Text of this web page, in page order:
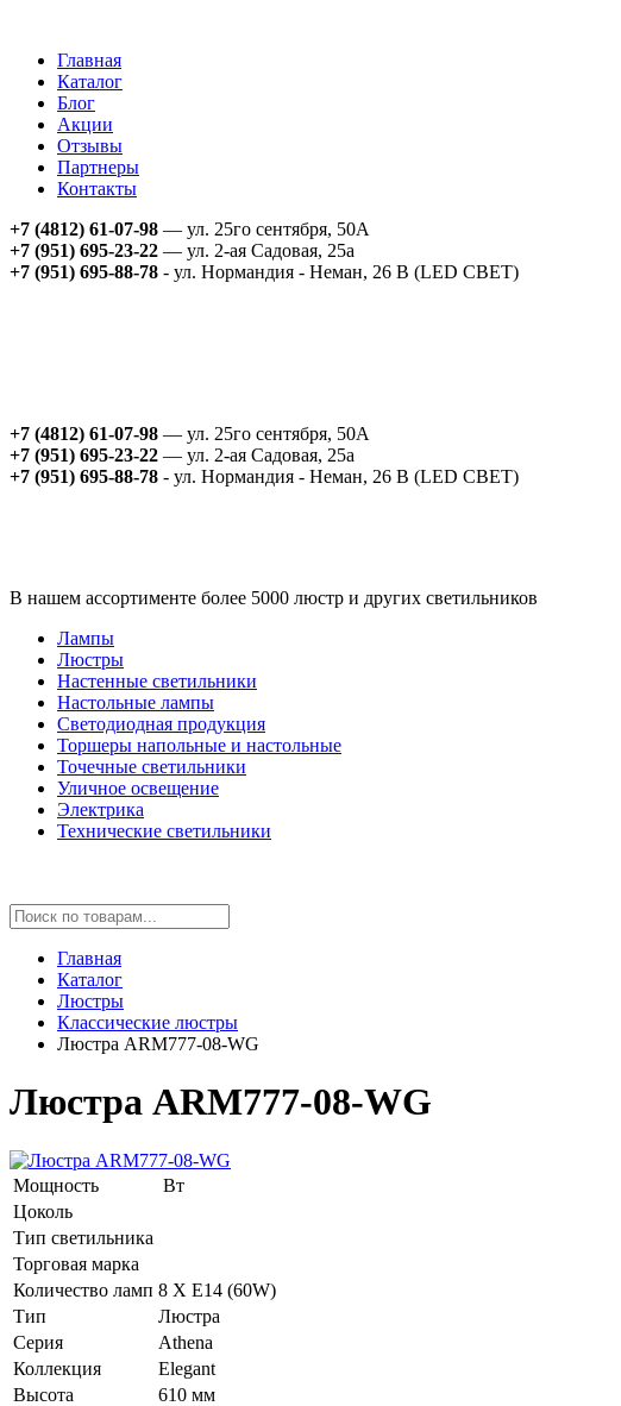
Главная
Каталог
Блог
Акции
Отзывы
Партнеры
Контакты
+7 (4812) 61-07-98 — ул. 25го сентября, 50А
+7 (951) 695-23-22 — ул. 2-ая Садовая, 25а
+7 (951) 695-88-78 - ул. Нормандия - Неман, 26 В (LED СВЕТ)
+7 (4812) 61-07-98 — ул. 25го сентября, 50А
+7 (951) 695-23-22 — ул. 2-ая Садовая, 25а
+7 (951) 695-88-78 - ул. Нормандия - Неман, 26 В (LED СВЕТ)
В нашем ассортименте более 5000 люстр и других светильников
Лампы
Люстры
Настенные светильники
Настольные лампы
Светодиодная продукция
Торшеры напольные и настольные
Точечные светильники
Уличное освещение
Электрика
Технические светильники
Главная
Каталог
Люстры
Классические люстры
Люстра ARM777-08-WG
Люстра ARM777-08-WG
Мощность
Вт
Цоколь
Тип светильника
Торговая марка
Количество ламп 8 Х E14 (60W)
Тип
Люстра
Серия
Athena
Коллекция
Elegant
Высота
610 мм